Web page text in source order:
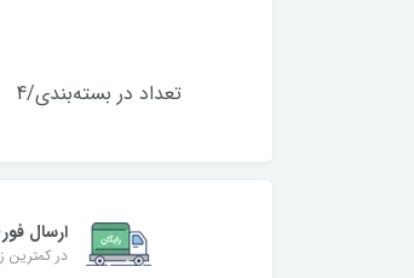
نوع
تعداد در بسته‌بندی/4
ارسال
در کمترین